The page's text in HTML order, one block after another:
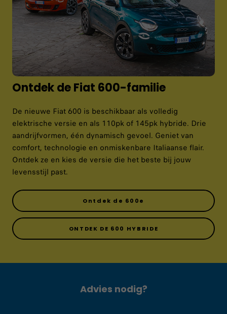
Ontdek de Fiat 600-familie
De nieuwe Fiat 600 is beschikbaar als volledig
elektrische versie en als 110pk of 145pk hybride. Drie
aandrijfvormen, één dynamisch gevoel. Geniet van
comfort, technologie en onmiskenbare Italiaanse flair.
Ontdek ze en kies de versie die het beste bij jouw
levensstijl past.
Ontdek de 600e
ONTDEK DE 600 HYBRIDE
Advies nodig?